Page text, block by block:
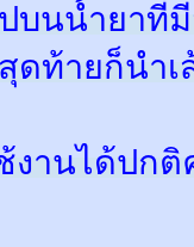
บนน้ำยาที่
ดท้ายก็นำเ
งานได้ปกติ